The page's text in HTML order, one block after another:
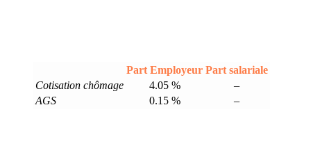
Part Employeur Part salariale
Cotisation chômage
4.05 %
–
AGS
0.15 % –